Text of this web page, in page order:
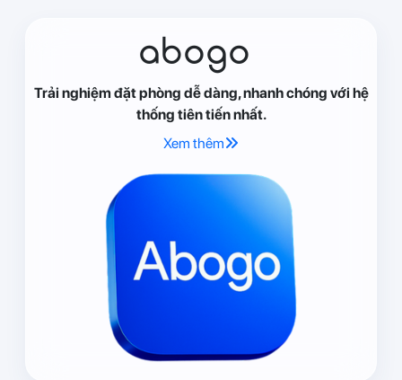
abogo
Trải nghiệm đặt phòng dễ dàng, nhanh chóng với hệ
thống tiên tiến nhất.
Xem thêm